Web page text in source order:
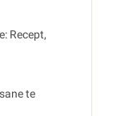
Recept,
te